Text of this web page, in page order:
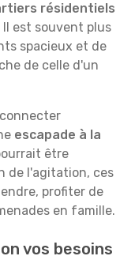
résidentiels
est souvent plus
spacieux et de
de celle d'un
escapade à la
être
de l'agitation, ces
profiter de
en famille.
vos besoins